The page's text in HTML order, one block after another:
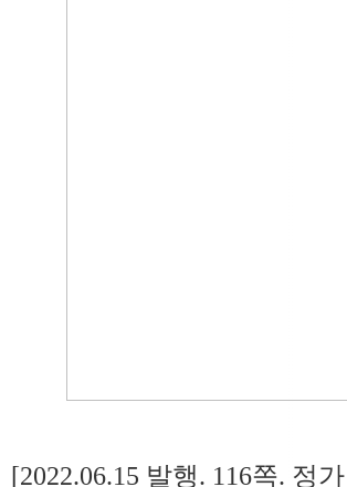
[2022.06.15 발행. 116쪽. 정